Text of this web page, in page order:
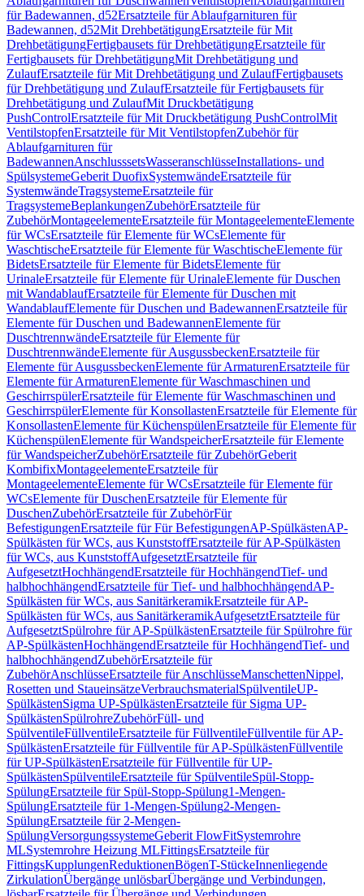
für Badewannen, d52Ersatzteile für Ablaufgarnituren für
Badewannen, d52Mit DrehbetätigungErsatzteile für Mit
DrehbetätigungFertigbausets für DrehbetätigungErsatzteile für
Fertigbausets für DrehbetätigungMit Drehbetätigung und
ZulaufErsatzteile für Mit Drehbetätigung und ZulaufFertigbausets
für Drehbetätigung und ZulaufErsatzteile für Fertigbausets für
Drehbetätigung und ZulaufMit Druckbetätigung
PushControlErsatzteile für Mit Druckbetätigung PushControlMit
VentilstopfenErsatzteile für Mit VentilstopfenZubehör für
Ablaufgarnituren für
BadewannenAnschlusssetsWasseranschlüsseInstallations- und
SpülsystemeGeberit DuofixSystemwändeErsatzteile für
SystemwändeTragsystemeErsatzteile für
TragsystemeBeplankungenZubehörErsatzteile für
ZubehörMontageelementeErsatzteile für MontageelementeElemente
für WCsErsatzteile für Elemente für WCsElemente für
WaschtischeErsatzteile für Elemente für WaschtischeElemente für
BidetsErsatzteile für Elemente für BidetsElemente für
UrinaleErsatzteile für Elemente für UrinaleElemente für Duschen
mit WandablaufErsatzteile für Elemente für Duschen mit
WandablaufElemente für Duschen und BadewannenErsatzteile für
Elemente für Duschen und BadewannenElemente für
DuschtrennwändeErsatzteile für Elemente für
DuschtrennwändeElemente für AusgussbeckenErsatzteile für
Elemente für AusgussbeckenElemente für ArmaturenErsatzteile für
Elemente für ArmaturenElemente für Waschmaschinen und
GeschirrspülerErsatzteile für Elemente für Waschmaschinen und
GeschirrspülerElemente für KonsollastenErsatzteile für Elemente für
KonsollastenElemente für KüchenspülenErsatzteile für Elemente für
KüchenspülenElemente für WandspeicherErsatzteile für Elemente
für WandspeicherZubehörErsatzteile für ZubehörGeberit
KombifixMontageelementeErsatzteile für
MontageelementeElemente für WCsErsatzteile für Elemente für
WCsElemente für DuschenErsatzteile für Elemente für
DuschenZubehörErsatzteile für ZubehörFür
BefestigungenErsatzteile für Für BefestigungenAP-SpülkästenAP-
Spülkästen für WCs, aus KunststoffErsatzteile für AP-Spülkästen
für WCs, aus KunststoffAufgesetztErsatzteile für
AufgesetztHochhängendErsatzteile für HochhängendTief- und
halbhochhängendErsatzteile für Tief- und halbhochhängendAP-
Spülkästen für WCs, aus SanitärkeramikErsatzteile für AP-
Spülkästen für WCs, aus SanitärkeramikAufgesetztErsatzteile für
AufgesetztSpülrohre für AP-SpülkästenErsatzteile für Spülrohre für
AP-SpülkästenHochhängendErsatzteile für HochhängendTief- und
halbhochhängendZubehörErsatzteile für
ZubehörAnschlüsseErsatzteile für AnschlüsseManschettenNippel,
Rosetten und StaueinsätzeVerbrauchsmaterialSpülventileUP-
SpülkästenSigma UP-SpülkästenErsatzteile für Sigma UP-
SpülkästenSpülrohreZubehörFüll- und
SpülventileFüllventileErsatzteile für FüllventileFüllventile für AP-
SpülkästenErsatzteile für Füllventile für AP-SpülkästenFüllventile
für UP-SpülkästenErsatzteile für Füllventile für UP-
SpülkästenSpülventileErsatzteile für SpülventileSpül-Stopp-
SpülungErsatzteile für Spül-Stopp-Spülung1-Mengen-
SpülungErsatzteile für 1-Mengen-Spülung2-Mengen-
SpülungErsatzteile für 2-Mengen-
SpülungVersorgungssystemeGeberit FlowFitSystemrohre
MLSystemrohre Heizung MLFittingsErsatzteile für
FittingsKupplungenReduktionenBögenT-StückeInnenliegende
ZirkulationÜbergänge unlösbarÜbergänge und Verbindungen,